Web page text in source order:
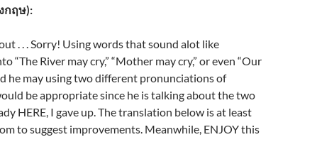
กฤษ):
. . . Sorry! Using words that sound alot like
“The River may cry,” “Mother may cry,” or even “Our
he may using two different pronunciations of
be appropriate since he is talking about the two
HERE, I gave up. The translation below is at least
to suggest improvements. Meanwhile, ENJOY this